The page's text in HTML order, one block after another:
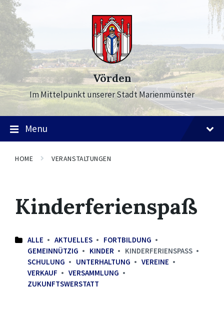
Skip
to
content
Skip
to
main
navigation
Skip
to
footer
Vörden
Im Mittelpunkt unserer Stadt Marienmünster
Menu
HOME VERANSTALTUNGEN
Kinderferienspaß
ALLE AKTUELLES
FORTBILDUNG
GEMEINNÜTZIG
KINDER
KINDERFERIENSPASS
SCHULUNG
UNTERHALTUNG
VEREINE
VERKAUF
VERSAMMLUNG
ZUKUNFTSWERSTATT